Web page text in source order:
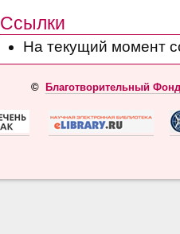
Ссылки
На текущий момент
© Благотворительный